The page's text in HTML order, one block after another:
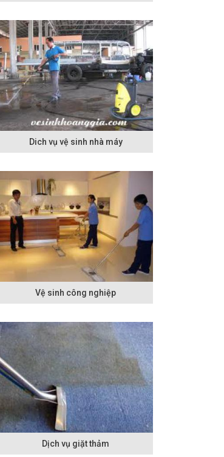
Dich vụ vệ sinh nhà máy
Vệ sinh công nghiệp
Dịch vụ giặt thảm